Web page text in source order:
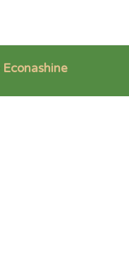
Econashine